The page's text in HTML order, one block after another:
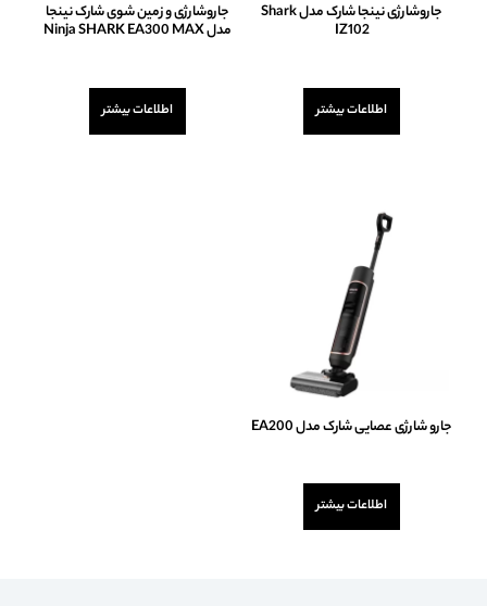
جاروشارژی نینجا شارک مدل Shark
IZ102
0
5
اطلاعات بیشتر
جاروشارژی و زمین شوی شارک نینجا
مدل Ninja SHARK EA300 MAX
0
5
اطلاعات بیشتر
جارو شارژی عصایی شارک مدل EA200
0
5
اطلاعات بیشتر